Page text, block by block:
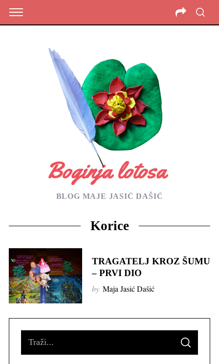
BLOG MAJE JASIĆ DAŠIĆ
Korice
TRAGATELJ KROZ ŠUMU
– PRVI DIO
by Maja Jasić Dašić
S
A